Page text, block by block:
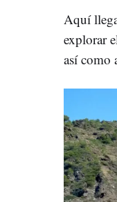
Aquí
explorar
así como